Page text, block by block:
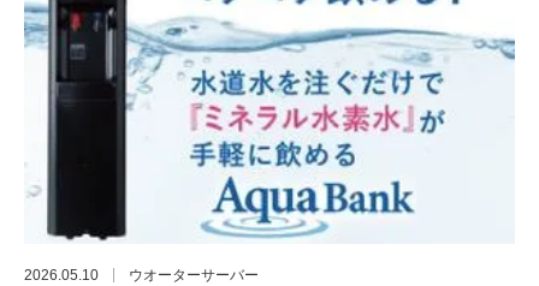
2026.05.10 ウオーターサーバー